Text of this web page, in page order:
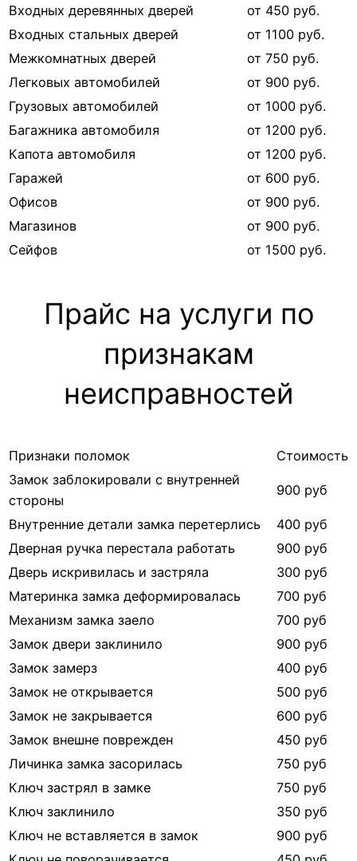
Входных деревянных дверей
от 450 руб.
Входных стальных дверей
от 1100 руб.
Межкомнатных дверей
от 750 руб.
Легковых автомобилей
от 900 руб.
Грузовых автомобилей
от 1000 руб.
Багажника автомобиля
от 1200 руб.
Капота автомобиля
от 1200 руб.
Гаражей
от 600 руб.
Офисов
от 900 руб.
Магазинов
от 900 руб.
Сейфов
от 1500 руб.
Прайс на услуги по
признакам
неисправностей
Признаки поломок
Стоимость
Замок заблокировали с внутренней
стороны
900 руб
Внутренние детали замка перетерлись
400 руб
Дверная ручка перестала работать
900 руб
Дверь искривилась и застряла
300 руб
Материнка замка деформировалась
700 руб
Механизм замка заело
700 руб
Замок двери заклинило
900 руб
Замок замерз
400 руб
Замок не открывается
500 руб
Замок не закрывается
600 руб
Замок внешне поврежден
450 руб
Личинка замка засорилась
750 руб
Ключ застрял в замке
750 руб
Ключ заклинило
350 руб
Ключ не вставляется в замок
900 руб